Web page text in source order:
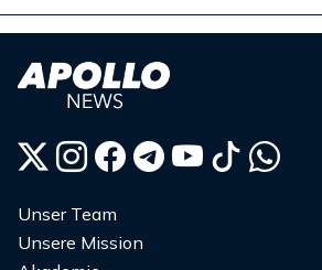
Unser Team
Unsere Mission